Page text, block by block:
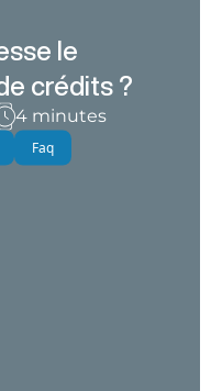
le
crédits ?
4 minutes
Faq